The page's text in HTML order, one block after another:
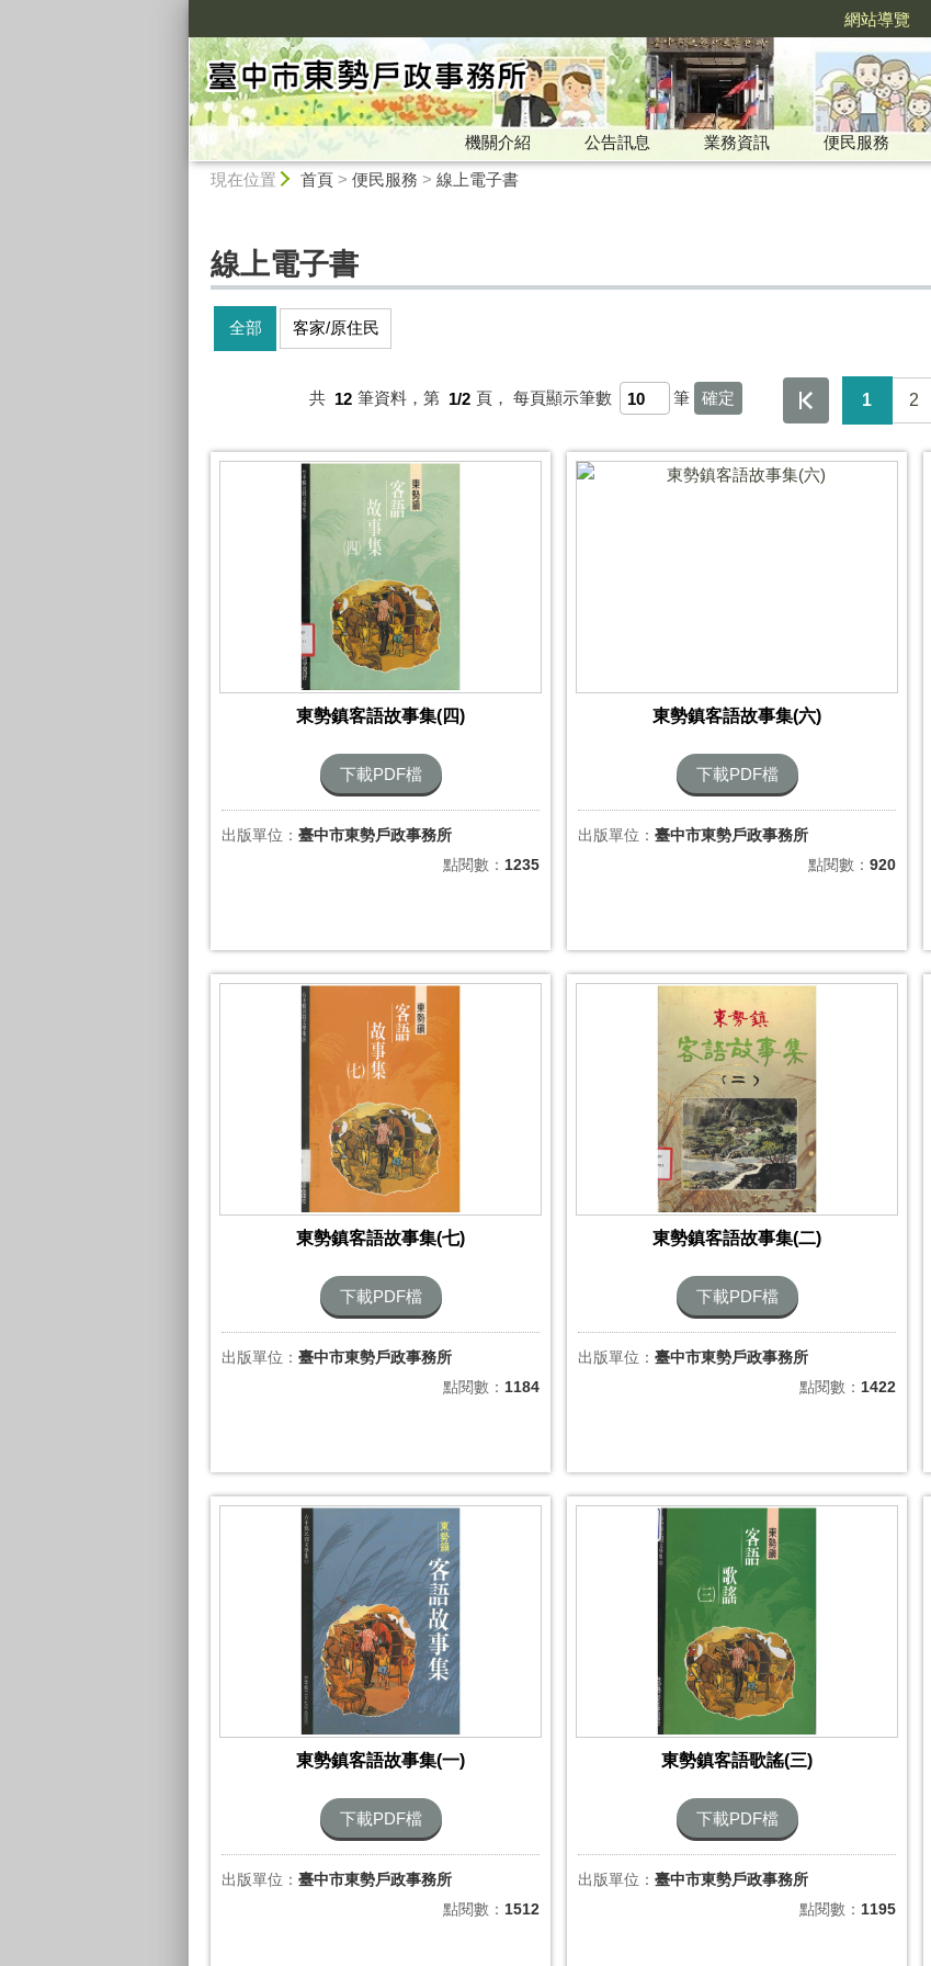
網站導覽
機關介紹 公告訊息 業務資訊 便民服務
現在位置 首頁> 便民服務 > 線上電子書
線上電子書
全部 客家/原住民
共 12 筆資料，第 1/2 頁， 每頁顯示筆數 筆 1 2
東勢鎮客語故事集(四)
下載PDF檔
出版單位： 臺中市東勢戶政事務所
點閱數： 1235
東勢鎮客語故事集(六)
下載PDF檔
出版單位： 臺中市東勢戶政事務所
點閱數： 920
東勢鎮客語故事集(七)
下載PDF檔
出版單位： 臺中市東勢戶政事務所
點閱數： 1184
東勢鎮客語故事集(二)
下載PDF檔
出版單位： 臺中市東勢戶政事務所
點閱數： 1422
東勢鎮客語故事集(一)
下載PDF檔
出版單位： 臺中市東勢戶政事務所
點閱數： 1512
東勢鎮客語歌謠(三)
下載PDF檔
出版單位： 臺中市東勢戶政事務所
點閱數： 1195